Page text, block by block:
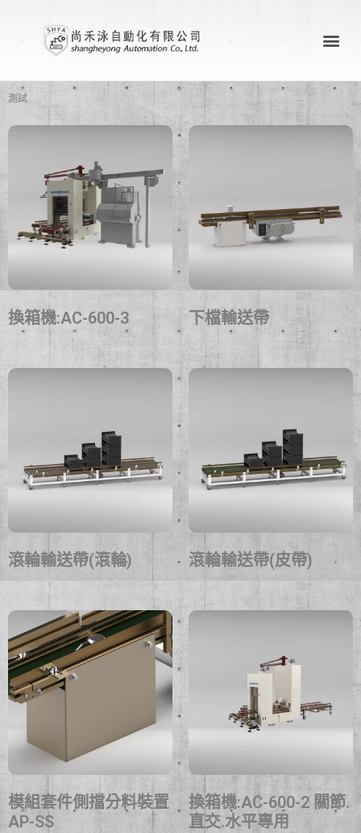
測試
換箱機:AC-600-3 下檔輸送帶
滾輪輸送帶(滾輪) 滾輪輸送帶(皮帶)
模組套件側擋分料裝置
AP-SS
換箱機:AC-600-2 關節.
直交.水平專用